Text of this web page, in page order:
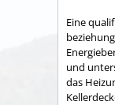
Eine
und
das